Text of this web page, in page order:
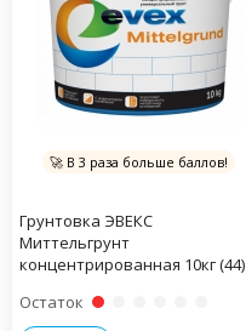
🚀 В 3 раза больше баллов!
Грунтовка ЭВЕКС
Миттельгрунт
концентрированная 10кг (44)
Остаток